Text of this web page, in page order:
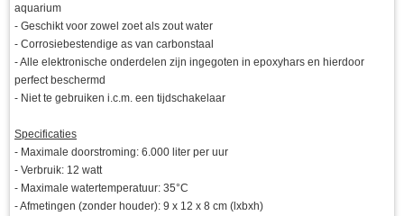
aquarium
- Geschikt voor zowel zoet als zout water
- Corrosiebestendige as van carbonstaal
- Alle elektronische onderdelen zijn ingegoten in epoxyhars en hierdoor
perfect beschermd
- Niet te gebruiken i.c.m. een tijdschakelaar
Specificaties
- Maximale doorstroming: 6.000 liter per uur
- Verbruik: 12 watt
- Maximale watertemperatuur: 35°C
- Afmetingen (zonder houder): 9 x 12 x 8 cm (lxbxh)